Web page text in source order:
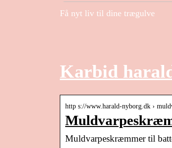
Få nyt liv til dine trægulve
Karbid
http s://www.harald-nyborg.dk ›
Muldvarpeskræmmer til